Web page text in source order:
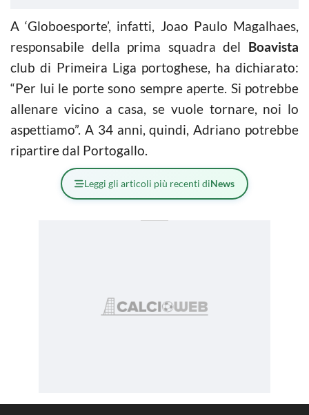
A ‘Globoesporte’, infatti, Joao Paulo Magalhaes,
responsabile della prima squadra del Boavista
club di Primeira Liga portoghese, ha dichiarato:
“Per lui le porte sono sempre aperte. Si potrebbe
allenare vicino a casa, se vuole tornare, noi lo
aspettiamo”. A 34 anni, quindi, Adriano potrebbe
ripartire dal Portogallo.
Leggi gli articoli più recenti diNews